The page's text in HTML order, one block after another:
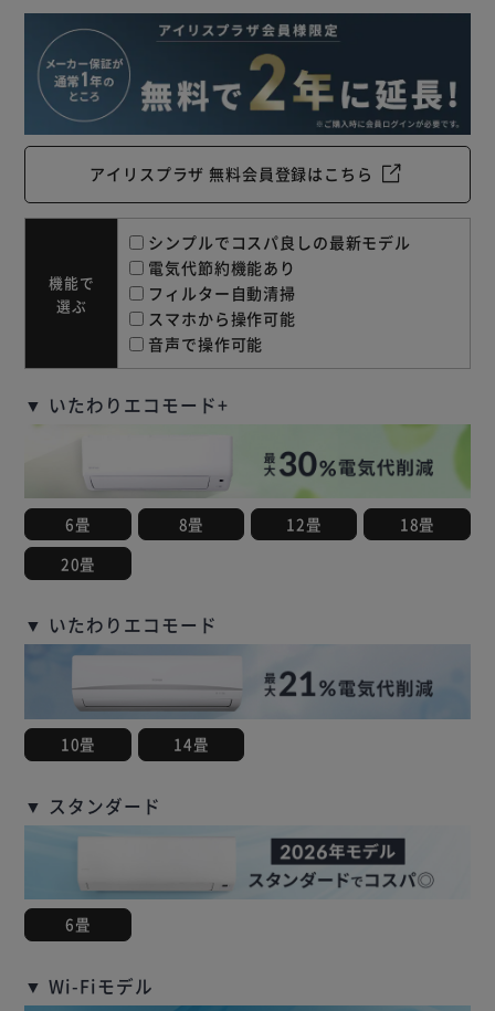
アイリスプラザ 無料会員登録はこちら
機能で
選ぶ
シンプルでコスパ良しの最新モデル
電気代節約機能あり
フィルター自動清掃
スマホから操作可能
音声で操作可能
▼ いたわりエコモード+
6畳 8畳 12畳
18畳
20畳
▼ いたわりエコモード
10畳 14畳
▼ スタンダード
6畳
▼ Wi-Fiモデル